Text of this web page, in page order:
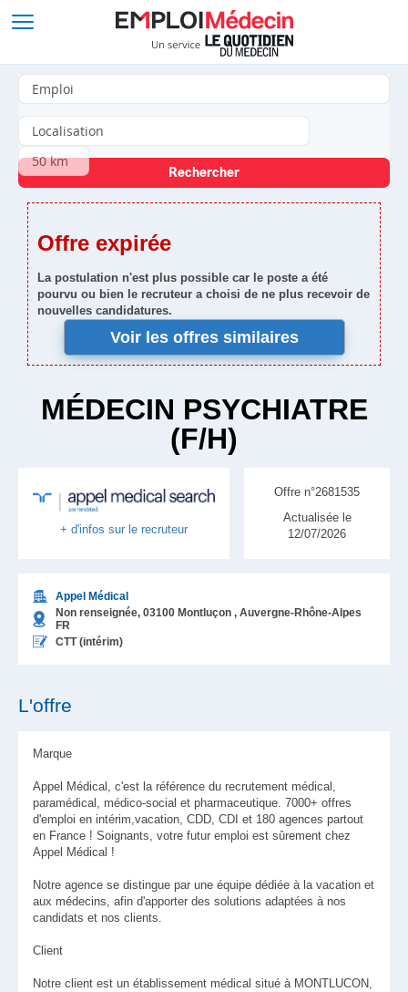
Offre expirée
La postulation n'est plus possible car le poste a été
pourvu ou bien le recruteur a choisi de ne plus recevoir de
nouvelles candidatures.
Voir les offres similaires
MÉDECIN PSYCHIATRE
(F/H)
+ d'infos sur le recruteur
Appel Médical
Non renseignée, 03100 Montluçon , Auvergne-Rhône-Alpes
FR
CTT (intérim)
Offre n°2681535
Actualisée le
12/07/2026
L'offre
Marque
Appel Médical, c'est la référence du recrutement médical,
paramédical, médico-social et pharmaceutique. 7000+ offres
d'emploi en intérim,vacation, CDD, CDI et 180 agences partout
en France ! Soignants, votre futur emploi est sûrement chez
Appel Médical !
Notre agence se distingue par une équipe dédiée à la vacation et
aux médecins, afin d'apporter des solutions adaptées à nos
candidats et nos clients.
Client
Notre client est un établissement médical situé à MONTLUCON,